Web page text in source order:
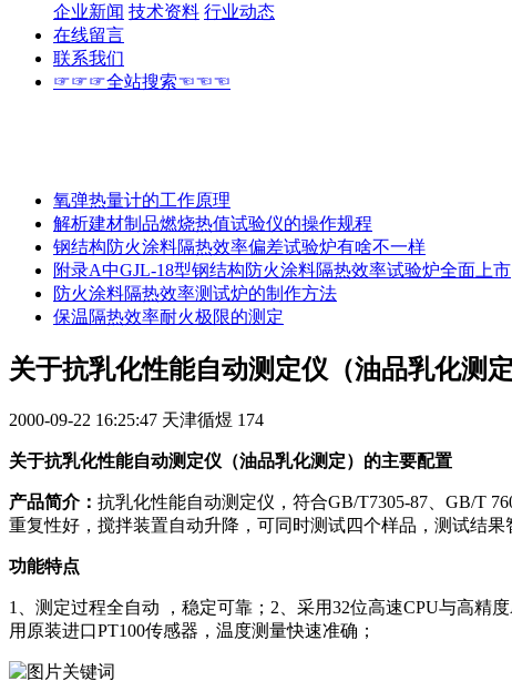
企业新闻 技术资料 行业动态
在线留言
联系我们
☞☞☞全站搜索☜☜☜
氧弹热量计的工作原理
解析建材制品燃烧热值试验仪的操作规程
钢结构防火涂料隔热效率偏差试验炉有啥不一样
附录A中GJL-18型钢结构防火涂料隔热效率试验炉全面上市
防火涂料隔热效率测试炉的制作方法
保温隔热效率耐火极限的测定
关于抗乳化性能自动测定仪（油品乳化测
2000-09-22 16:25:47 天津循煜 174
关于抗乳化性能自动测定仪（油品乳化测定）的主要配置
产品简介： 抗乳化性能自动测定仪，符合GB/T7305-87、GB/T
重复性好，搅拌装置自动升降，可同时测试四个样品，测试结
功能特点
1、测定过程全自动 ，稳定可靠；2、采用32位高速CPU与高精
用原装进口PT100传感器，温度测量快速准确；